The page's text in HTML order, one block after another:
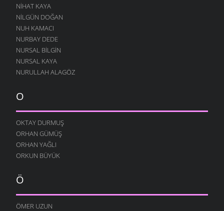
NIHAT KAYA
NILGÜN DOĞAN
NUH KAMACI
NURBAY DEDE
NURSAL BILGIN
NURSAL KAYA
NURULLAH ALAGÖZ
O
OKTAY DURMUŞ
ORHAN GÜMÜŞ
ORHAN YAĞLI
ORKUN BÜYÜK
Ö
ÖMER UZUN